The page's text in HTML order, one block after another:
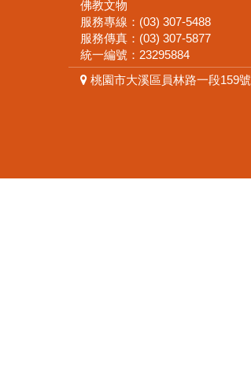
佛教文物
服務專線：(03) 307-5488
服務傳真：(03) 307-5877
統一編號：23295884
桃園市大溪區員林路一段159號